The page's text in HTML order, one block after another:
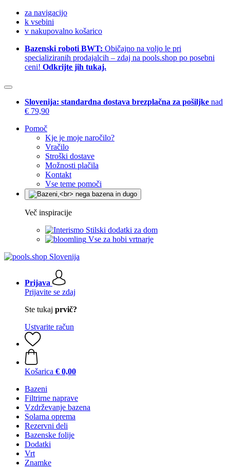
za navigacijo
k vsebini
v nakupovalno košarico
Bazenski roboti BWT: Običajno na voljo le pri
specializiranih prodajalcih – zdaj na pools.shop po posebni
ceni! Odkrijte jih tukaj.
Slovenija: standardna dostava brezplačna za pošiljke nad
€ 79,90
Pomoč
Kje je moje naročilo?
Vračilo
Stroški dostave
Možnosti plačila
Kontakt
Vse teme pomoči
Več inspiracije
Stilski dodatki za dom
Vse za hobi vrtnarje
Prijava
Prijavite se zdaj
Ste tukaj prvič?
Ustvarite račun
Košarica € 0,00
Bazeni
Filtrirne naprave
Vzdrževanje bazena
Solarna oprema
Rezervni deli
Bazenske folije
Dodatki
Vrt
Znamke